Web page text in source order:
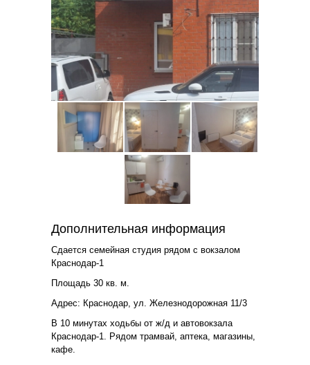
Дополнительная информация
Сдается семейная студия рядом с вокзалом
Краснодар-1
Площадь 30 кв. м.
Адрес: Краснодар, ул. Железнодорожная 11/3
В 10 минутах ходьбы от ж/д и автовокзала
Краснодар-1. Рядом трамвай, аптека, магазины,
кафе.